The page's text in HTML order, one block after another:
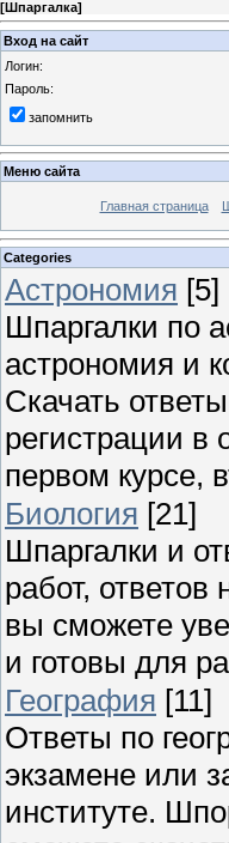
[Шпаргалка]
Вход на сайт
Логин:
Пароль:
запомнить
Меню сайта
Главная страница
Categories
Астрономия [5]
Шпаргалки по
астрономия и
Скачать
регистрации в
первом курсе,
Биология [21]
Шпаргалки и
работ,
вы сможете
и готовы для
География [11]
Ответы по
экзамене или
институте.